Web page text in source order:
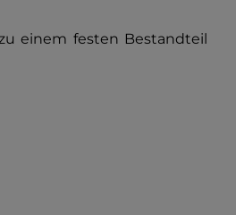
einem festen Bestandteil